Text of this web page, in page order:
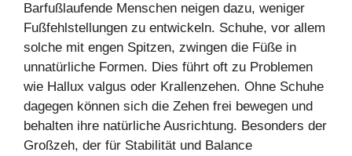
Barfußlaufende Menschen neigen dazu, weniger
Fußfehlstellungen zu entwickeln. Schuhe, vor allem
solche mit engen Spitzen, zwingen die Füße in
unnatürliche Formen. Dies führt oft zu Problemen
wie Hallux valgus oder Krallenzehen. Ohne Schuhe
dagegen können sich die Zehen frei bewegen und
behalten ihre natürliche Ausrichtung. Besonders der
Großzeh, der für Stabilität und Balance